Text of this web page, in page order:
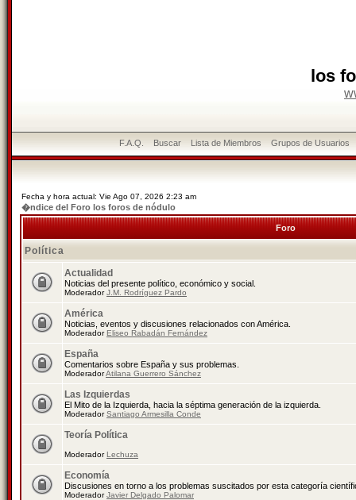
los
F.A.Q. Buscar Lista de Miembros Grupos de Usuarios
Fecha y hora actual: Vie Ago 07, 2026 2:23 am
�ndice del Foro los foros de nódulo
Foro
Política
Actualidad
Noticias del presente político, económico y social.
ModeradorJ.M. Rodríguez Pardo
América
Noticias, eventos y discusiones relacionados con América.
ModeradorEliseo Rabadán Fernández
España
Comentarios sobre España y sus problemas.
ModeradorAtilana Guerrero Sánchez
Las Izquierdas
El Mito de la Izquierda, hacia la séptima generación de la izquierda.
ModeradorSantiago Armesilla Conde
Teoría Política
ModeradorLechuza
Economía
Discusiones en torno a los problemas suscitados por esta categoría
ModeradorJavier Delgado Palomar